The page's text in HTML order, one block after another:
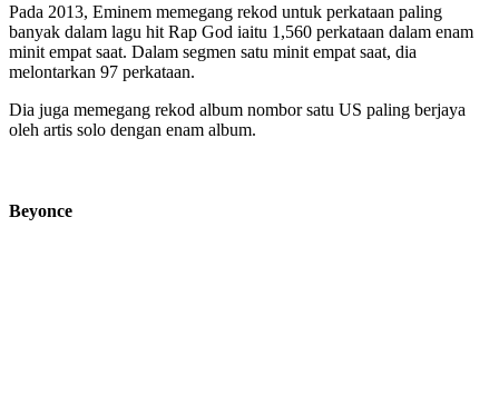
Pada 2013, Eminem memegang rekod untuk perkataan paling
banyak dalam lagu hit Rap God iaitu 1,560 perkataan dalam enam
minit empat saat. Dalam segmen satu minit empat saat, dia
melontarkan 97 perkataan.
Dia juga memegang rekod album nombor satu US paling berjaya
oleh artis solo dengan enam album.
Beyonce